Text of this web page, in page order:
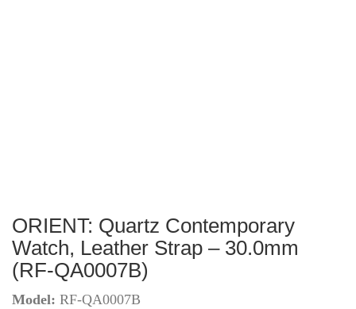
ORIENT: Quartz Contemporary
Watch, Leather Strap – 30.0mm
(RF-QA0007B)
Model: RF-QA0007B